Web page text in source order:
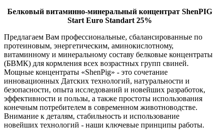
Белковый витаминно-минеральный концентрат ShenPIG
Start Euro Standart 25%
Предлагаем Вам профессиональные, сбалансированные по
протеиновым, энергетическим, аминокислотному,
витаминному и минеральному составу белковые концентраты
(БВМК) для кормления всех возрастных групп свиней.
Мощные концентраты «ShenPig» - это сочетание
инновационных Датских технологий, натуральности и
безопасности, опыта исследований и новейших разработок,
эффективности и пользы, а также простоты использования
конечным потребителем в современном животноводстве.
Внимание к деталям, стабильность и использование
новейших технологий - наши ключевые принципы работы.